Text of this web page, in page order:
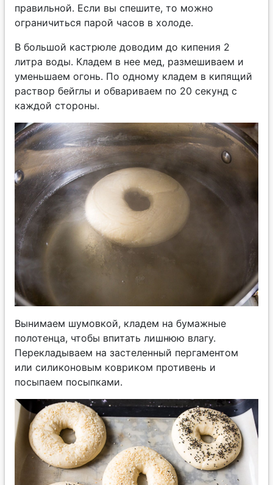
правильной. Если вы спешите, то можно
ограничиться парой часов в холоде.
В большой кастрюле доводим до кипения 2
литра воды. Кладем в нее мед, размешиваем и
уменьшаем огонь. По одному кладем в кипящий
раствор бейглы и обвариваем по 20 секунд с
каждой стороны.
Вынимаем шумовкой, кладем на бумажные
полотенца, чтобы впитать лишнюю влагу.
Перекладываем на застеленный пергаментом
или силиконовым ковриком противень и
посыпаем посыпками.